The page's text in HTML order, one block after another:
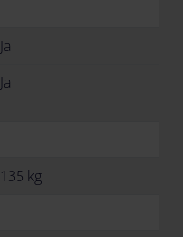
Ja
Ja
135 kg